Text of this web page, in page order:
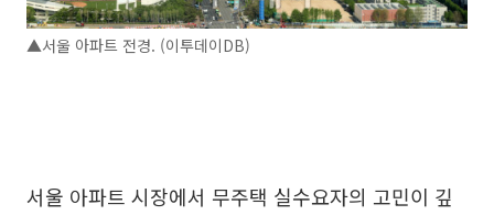
▲서울 아파트 전경. (이투데이DB)
서울 아파트 시장에서 무주택 실수요자의 고민이 깊